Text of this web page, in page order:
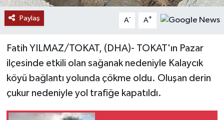
Paylaş A- A+
Fatih YILMAZ/TOKAT, (DHA)- TOKAT'ın Pazar
ilçesinde etkili olan sağanak nedeniyle Kalaycık
köyü bağlantı yolunda çökme oldu. Oluşan derin
çukur nedeniyle yol trafiğe kapatıldı.
Gündem
Kültür Sanat
Magazin
Politika